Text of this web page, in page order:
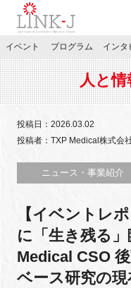
特別会員専用メニュー
施設ご予約
お問い合わせ
イベント プログラム インタ
人と情
投稿日：2026.03.02
投稿者：TXP Medical株式会
ニュース・事業紹介
【イベントレ
に「生き残る
Medical CSO
ベース研究の